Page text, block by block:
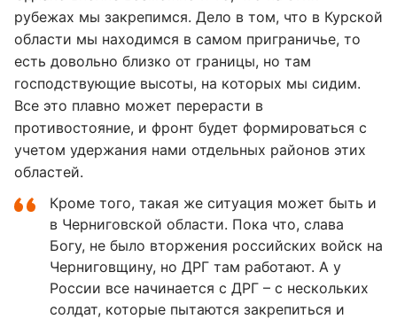
рубежах мы закрепимся. Дело в том, что в Курской
области мы находимся в самом приграничье, то
есть довольно близко от границы, но там
господствующие высоты, на которых мы сидим.
Все это плавно может перерасти в
противостояние, и фронт будет формироваться с
учетом удержания нами отдельных районов этих
областей.
Кроме того, такая же ситуация может быть и
в Черниговской области. Пока что, слава
Богу, не было вторжения российских войск на
Черниговщину, но ДРГ там работают. А у
России все начинается с ДРГ – с нескольких
солдат, которые пытаются закрепиться и